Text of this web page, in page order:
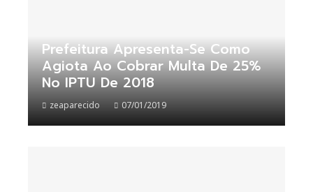
Prefeitura Apresenta-Se Como
Agiota Ao Cobrar Multa De 25%
No IPTU De 2018
zeaparecido 07/01/2019